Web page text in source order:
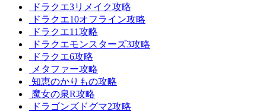
ドラクエ3リメイク攻略
ドラクエ10オフライン攻略
ドラクエ11攻略
ドラクエモンスターズ3攻略
ドラクエ6攻略
メタファー攻略
知恵のかりもの攻略
魔女の泉R攻略
ドラゴンズドグマ2攻略